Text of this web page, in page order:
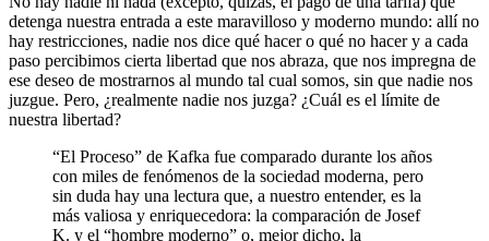
detenga nuestra entrada a este maravilloso y moderno mundo: allí no
hay restricciones, nadie nos dice qué hacer o qué no hacer y a cada
paso percibimos cierta libertad que nos abraza, que nos impregna de
ese deseo de mostrarnos al mundo tal cual somos, sin que nadie nos
juzgue. Pero, ¿realmente nadie nos juzga? ¿Cuál es el límite de
nuestra libertad?
“El Proceso” de Kafka fue comparado durante los años
con miles de fenómenos de la sociedad moderna, pero
sin duda hay una lectura que, a nuestro entender, es la
más valiosa y enriquecedora: la comparación de Josef
K. y el “hombre moderno” o, mejor dicho, la